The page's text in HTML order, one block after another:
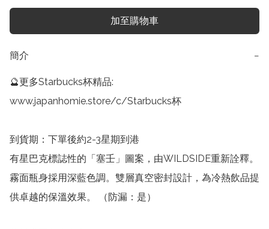
加至購物車
簡介 −
🔮更多Starbucks杯精品:
www.japanhomie.store/c/Starbucks杯
到貨期：下單後約2-3星期到港
有星巴克標誌性的「塞壬」圖案，由WILDSIDE重新詮釋。
霧面瓶身採用深藍色調。雙層真空密封設計，為冷熱飲品提
供卓越的保溫效果。 （防漏：是）